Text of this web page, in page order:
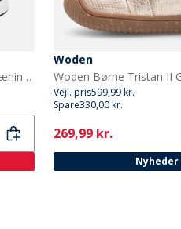
adidas Børn Tensaur Sport 2.0 Træningssko Dark Blue/Footwear White/Core Black
Woden
Vejl. pris599,99 kr.
Spare330,00 kr.
Current
269,99 kr.
Nyheder